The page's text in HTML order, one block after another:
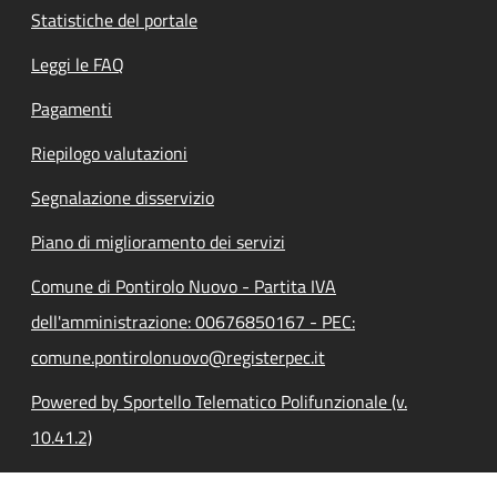
Statistiche del portale
Leggi le FAQ
Pagamenti
Riepilogo valutazioni
Segnalazione disservizio
Piano di miglioramento dei servizi
Comune di Pontirolo Nuovo - Partita IVA
dell'amministrazione: 00676850167 - PEC:
comune.pontirolonuovo@registerpec.it
Powered by Sportello Telematico Polifunzionale (v.
10.41.2)